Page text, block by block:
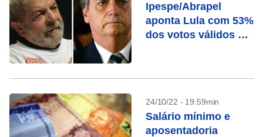
Ipespe/Abrapel
aponta Lula com 53%
dos votos válidos e
24/10/22 - 19:59min
Salário mínimo e
aposentadoria